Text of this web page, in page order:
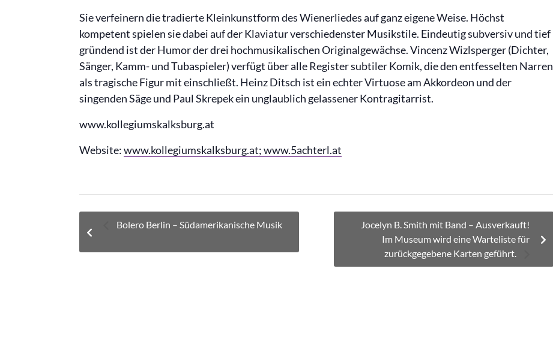
Sie verfeinern die tradierte Kleinkunstform des Wienerliedes auf ganz eigene Weise. Höchst
kompetent spielen sie dabei auf der Klaviatur verschiedenster Musikstile. Eindeutig subversiv und tief
gründend ist der Humor der drei hochmusikalischen Originalgewächse. Vincenz Wizlsperger (Dichter,
Sänger, Kamm- und Tubaspieler) verfügt über alle Register subtiler Komik, die den entfesselten Narren
als tragische Figur mit einschließt. Heinz Ditsch ist ein echter Virtuose am Akkordeon und der
singenden Säge und Paul Skrepek ein unglaublich gelassener Kontragitarrist.
www.kollegiumskalksburg.at
Website:www.kollegiumskalksburg.at; www.5achterl.at
Bolero Berlin – Südamerikanische Musik
Jocelyn B. Smith mit Band – Ausverkauft!
Im Museum wird eine Warteliste für
zurückgegebene Karten geführt.